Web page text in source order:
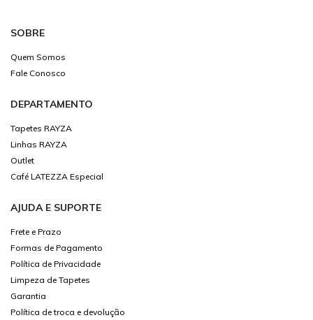
SOBRE
Quem Somos
Fale Conosco
DEPARTAMENTO
Tapetes RAYZA
Linhas RAYZA
Outlet
Café LATEZZA Especial
AJUDA E SUPORTE
Frete e Prazo
Formas de Pagamento
Política de Privacidade
Limpeza de Tapetes
Garantia
Política de troca e devolução